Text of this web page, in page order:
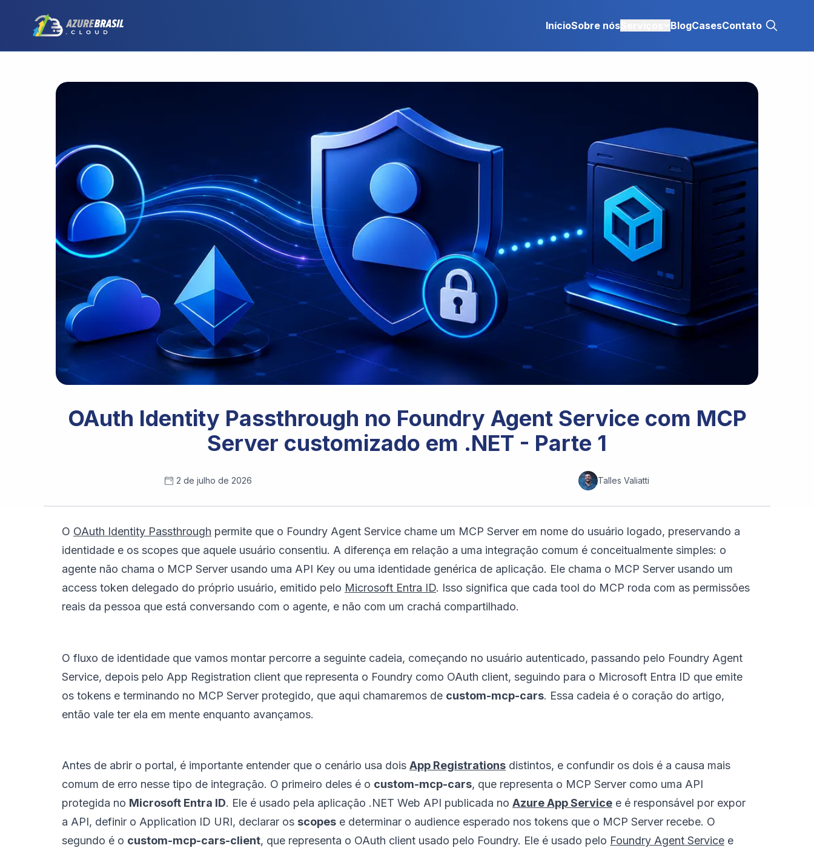
InícioSobre nósServiços BlogCasesContato
OAuth Identity Passthrough no Foundry Agent Service com MCP
Server customizado em .NET - Parte 1
2 de julho de 2026 Talles Valiatti
O OAuth Identity Passthrough permite que o Foundry Agent Service chame um MCP Server em nome do usuário logado, preservando a
identidade e os scopes que aquele usuário consentiu. A diferença em relação a uma integração comum é conceitualmente simples: o
agente não chama o MCP Server usando uma API Key ou uma identidade genérica de aplicação. Ele chama o MCP Server usando um
access token delegado do próprio usuário, emitido pelo Microsoft Entra ID. Isso significa que cada tool do MCP roda com as permissões
reais da pessoa que está conversando com o agente, e não com um crachá compartilhado.
O fluxo de identidade que vamos montar percorre a seguinte cadeia, começando no usuário autenticado, passando pelo Foundry Agent
Service, depois pelo App Registration client que representa o Foundry como OAuth client, seguindo para o Microsoft Entra ID que emite
os tokens e terminando no MCP Server protegido, que aqui chamaremos de custom-mcp-cars. Essa cadeia é o coração do artigo,
então vale ter ela em mente enquanto avançamos.
Antes de abrir o portal, é importante entender que o cenário usa dois App Registrations distintos, e confundir os dois é a causa mais
comum de erro nesse tipo de integração. O primeiro deles é o custom-mcp-cars, que representa o MCP Server como uma API
protegida no Microsoft Entra ID. Ele é usado pela aplicação .NET Web API publicada no Azure App Service e é responsável por expor
a API, definir o Application ID URI, declarar os scopes e determinar o audience esperado nos tokens que o MCP Server recebe. O
segundo é o custom-mcp-cars-client, que representa o OAuth client usado pelo Foundry. Ele é usado pelo Foundry Agent Service e